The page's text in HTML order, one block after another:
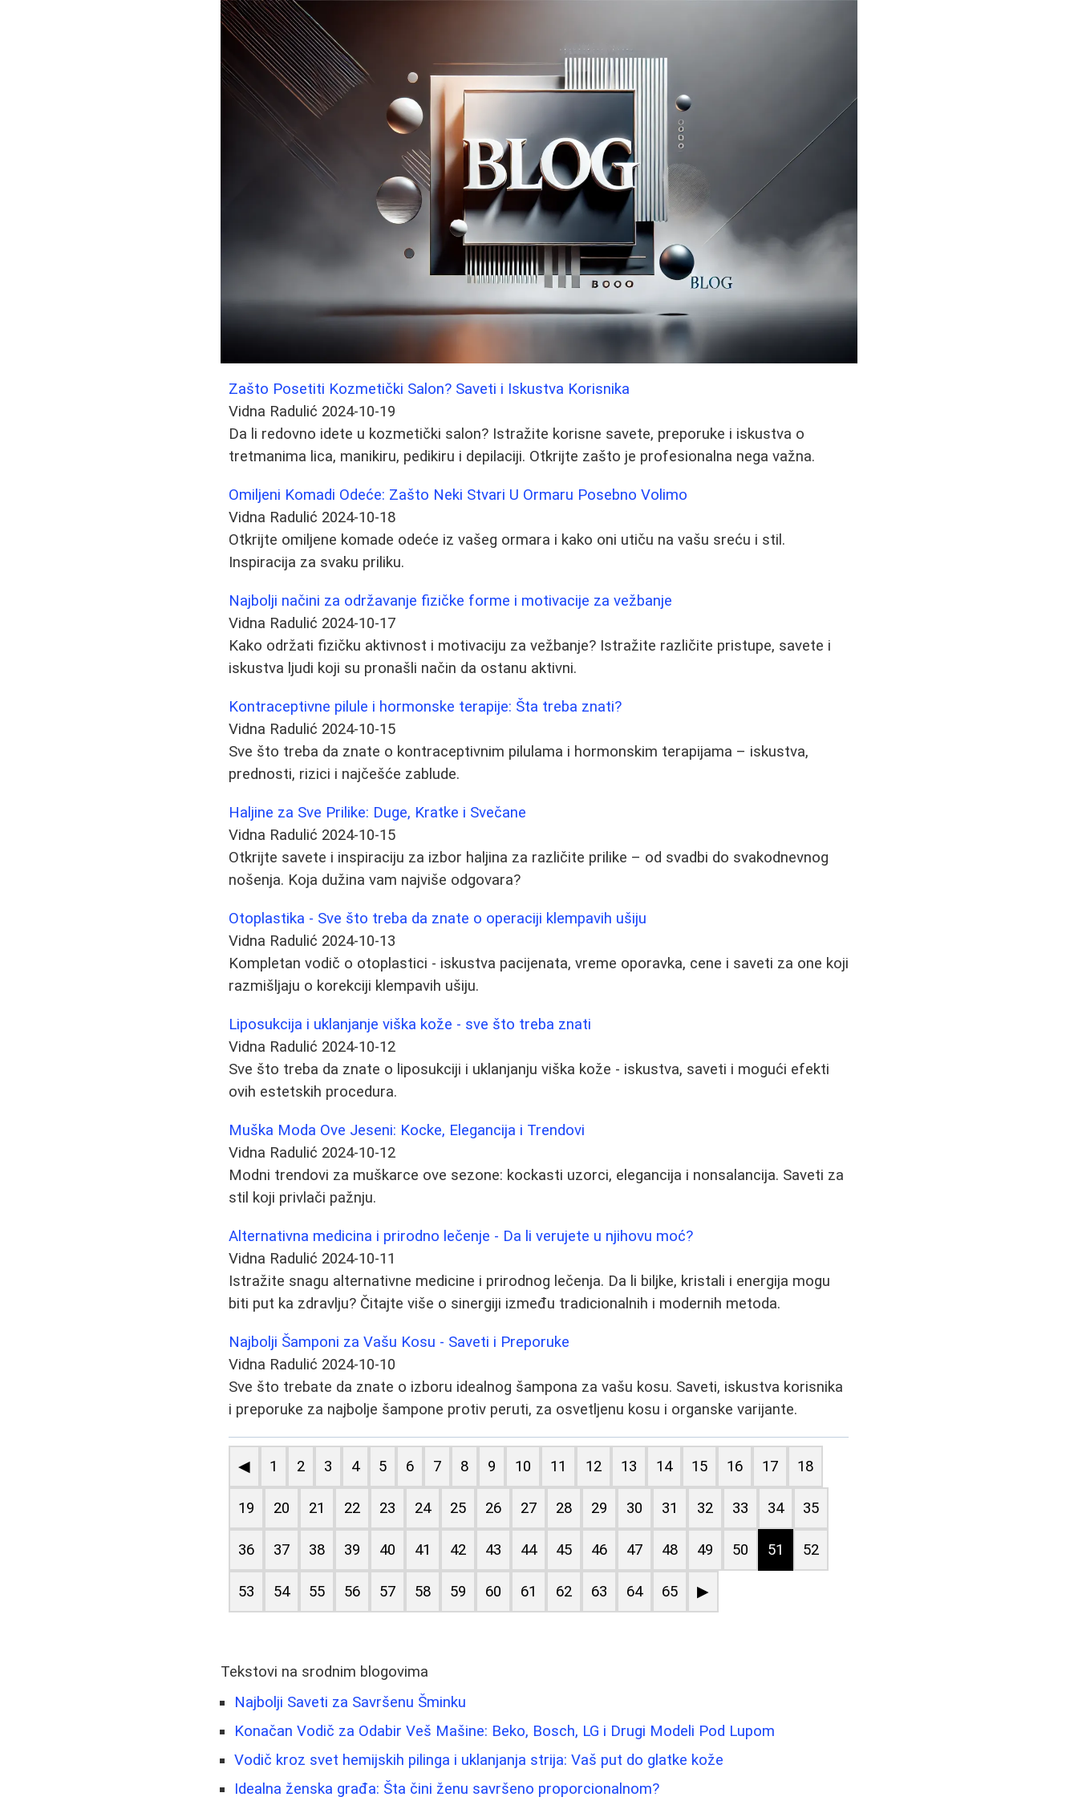
Zašto Posetiti Kozmetički Salon? Saveti i Iskustva Korisnika
Vidna Radulić 2024-10-19
Da li redovno idete u kozmetički salon? Istražite korisne savete, preporuke i iskustva o
tretmanima lica, manikiru, pedikiru i depilaciji. Otkrijte zašto je profesionalna nega važna.
Omiljeni Komadi Odeće: Zašto Neki Stvari U Ormaru Posebno Volimo
Vidna Radulić 2024-10-18
Otkrijte omiljene komade odeće iz vašeg ormara i kako oni utiču na vašu sreću i stil.
Inspiracija za svaku priliku.
Najbolji načini za održavanje fizičke forme i motivacije za vežbanje
Vidna Radulić 2024-10-17
Kako održati fizičku aktivnost i motivaciju za vežbanje? Istražite različite pristupe, savete i
iskustva ljudi koji su pronašli način da ostanu aktivni.
Kontraceptivne pilule i hormonske terapije: Šta treba znati?
Vidna Radulić 2024-10-15
Sve što treba da znate o kontraceptivnim pilulama i hormonskim terapijama – iskustva,
prednosti, rizici i najčešće zablude.
Haljine za Sve Prilike: Duge, Kratke i Svečane
Vidna Radulić 2024-10-15
Otkrijte savete i inspiraciju za izbor haljina za različite prilike – od svadbi do svakodnevnog
nošenja. Koja dužina vam najviše odgovara?
Otoplastika - Sve što treba da znate o operaciji klempavih ušiju
Vidna Radulić 2024-10-13
Kompletan vodič o otoplastici - iskustva pacijenata, vreme oporavka, cene i saveti za one koji
razmišljaju o korekciji klempavih ušiju.
Liposukcija i uklanjanje viška kože - sve što treba znati
Vidna Radulić 2024-10-12
Sve što treba da znate o liposukciji i uklanjanju viška kože - iskustva, saveti i mogući efekti
ovih estetskih procedura.
Muška Moda Ove Jeseni: Kocke, Elegancija i Trendovi
Vidna Radulić 2024-10-12
Modni trendovi za muškarce ove sezone: kockasti uzorci, elegancija i nonsalancija. Saveti za
stil koji privlači pažnju.
Alternativna medicina i prirodno lečenje - Da li verujete u njihovu moć?
Vidna Radulić 2024-10-11
Istražite snagu alternativne medicine i prirodnog lečenja. Da li biljke, kristali i energija mogu
biti put ka zdravlju? Čitajte više o sinergiji između tradicionalnih i modernih metoda.
Najbolji Šamponi za Vašu Kosu - Saveti i Preporuke
Vidna Radulić 2024-10-10
Sve što trebate da znate o izboru idealnog šampona za vašu kosu. Saveti, iskustva korisnika
i preporuke za najbolje šampone protiv peruti, za osvetljenu kosu i organske varijante.
◀ 1 2 3 4 5 6 7 8 9 10 11 12 13 14 15 16 17 18
19 20 21 22 23 24 25 26 27 28 29 30 31 32 33 34 35
36 37 38 39 40 41 42 43 44 45 46 47 48 49 50 51 52
53 54 55 56 57 58 59 60 61 62 63 64 65 ▶
Tekstovi na srodnim blogovima
Najbolji Saveti za Savršenu Šminku
Konačan Vodič za Odabir Veš Mašine: Beko, Bosch, LG i Drugi Modeli Pod Lupom
Vodič kroz svet hemijskih pilinga i uklanjanja strija: Vaš put do glatke kože
Idealna ženska građa: Šta čini ženu savršeno proporcionalnom?